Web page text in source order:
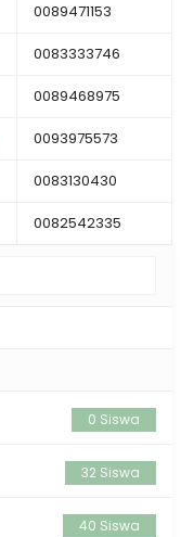
0089471153
0083333746
0089468975
0093975573
0083130430
0082542335
0 Siswa
32 Siswa
40 Siswa